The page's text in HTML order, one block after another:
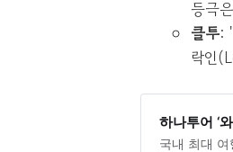
등극
클투:
락인
하나투어 ‘
국내 최대 여